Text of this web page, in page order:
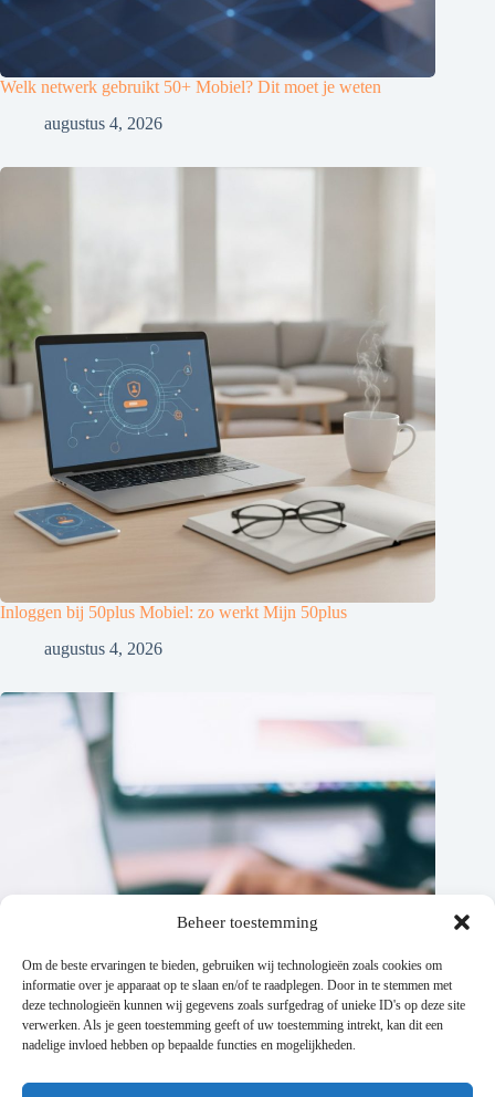
Beheer toestemming
Om de beste ervaringen te bieden, gebruiken wij technologieën zoals cookies om
informatie over je apparaat op te slaan en/of te raadplegen. Door in te stemmen met
deze technologieën kunnen wij gegevens zoals surfgedrag of unieke ID's op deze site
verwerken. Als je geen toestemming geeft of uw toestemming intrekt, kan dit een
nadelige invloed hebben op bepaalde functies en mogelijkheden.
Welk netwerk gebruikt 50+ Mobiel? Dit moet je weten
augustus 4, 2026
Inloggen bij 50plus Mobiel: zo werkt Mijn 50plus
augustus 4, 2026